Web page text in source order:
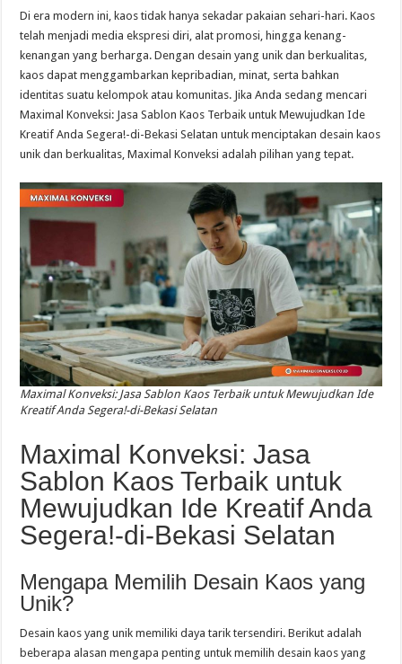
Di era modern ini, kaos tidak hanya sekadar pakaian sehari-hari. Kaos
telah menjadi media ekspresi diri, alat promosi, hingga kenang-
kenangan yang berharga. Dengan desain yang unik dan berkualitas,
kaos dapat menggambarkan kepribadian, minat, serta bahkan
identitas suatu kelompok atau komunitas. Jika Anda sedang mencari
Maximal Konveksi: Jasa Sablon Kaos Terbaik untuk Mewujudkan Ide
Kreatif Anda Segera!-di-Bekasi Selatan untuk menciptakan desain kaos
unik dan berkualitas, Maximal Konveksi adalah pilihan yang tepat.
Maximal Konveksi: Jasa Sablon Kaos Terbaik untuk Mewujudkan Ide
Kreatif Anda Segera!-di-Bekasi Selatan
Maximal Konveksi: Jasa
Sablon Kaos Terbaik untuk
Mewujudkan Ide Kreatif Anda
Segera!-di-Bekasi Selatan
Mengapa Memilih Desain Kaos yang
Unik?
Desain kaos yang unik memiliki daya tarik tersendiri. Berikut adalah
beberapa alasan mengapa penting untuk memilih desain kaos yang